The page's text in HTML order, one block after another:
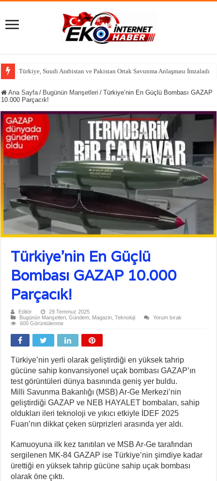
Halk TV’de ‘Yeni Parti’ Hesabı: Ra
Ana Sayfa / Bugünün Manşetleri / Türkiye’nin En Güçlü Bombası GAZAP
10.000 Parçacık!
Türkiye’nin En Güçlü
Bombası GAZAP 10.000
Parçacık!
Editör
29 Temmuz 2025
Bugünün Manşetleri ,Gündem Magazin ,Teknoloji
Yorum bırak
600 Görüntülenme
Türkiye’nin yerli olarak geliştirdiği en yüksek tahrip
gücüne sahip konvansiyonel uçak bombası GAZAP’ın
test görüntüleri dünya basınında geniş yer buldu.
Milli Savunma Bakanlığı (MSB) Ar-Ge Merkezi’nin
geliştirdiği GAZAP ve NEB HAYALET bombaları, sahip
oldukları ileri teknoloji ve yıkıcı etkiyle İDEF 2025
Fuarı’nın dikkat çeken sürprizleri arasında yer aldı.
Kamuoyuna ilk kez tanıtılan ve MSB Ar-Ge tarafından
sergilenen MK-84 GAZAP ise Türkiye’nin şimdiye kadar
ürettiği en yüksek tahrip gücüne sahip uçak bombası
olarak öne çıktı.